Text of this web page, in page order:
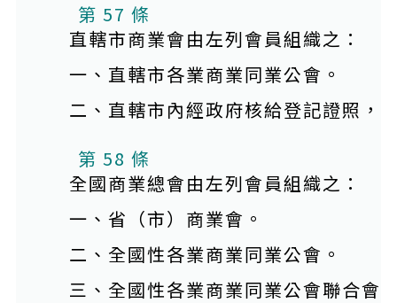
第 57 條
直轄市商業會由左列會員組織之：
一、直轄市各業商業同業公會。
二、直轄市內經政府核給登記證照，
第 58 條
全國商業總會由左列會員組織之：
一、省（市）商業會。
二、全國性各業商業同業公會。
三、全國性各業商業同業公會聯合會